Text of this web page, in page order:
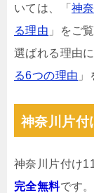
いては、「 神
る理由 」をご
選ばれる理由
る6つの理由
神奈川片付
神奈川片付け
完全無料です。